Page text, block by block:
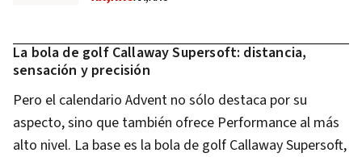
La bola de golf Callaway Supersoft: distancia,
sensación y precisión
Pero el calendario Advent no sólo destaca por su
aspecto, sino que también ofrece Performance al más
alto nivel. La base es la bola de golf Callaway Supersoft,